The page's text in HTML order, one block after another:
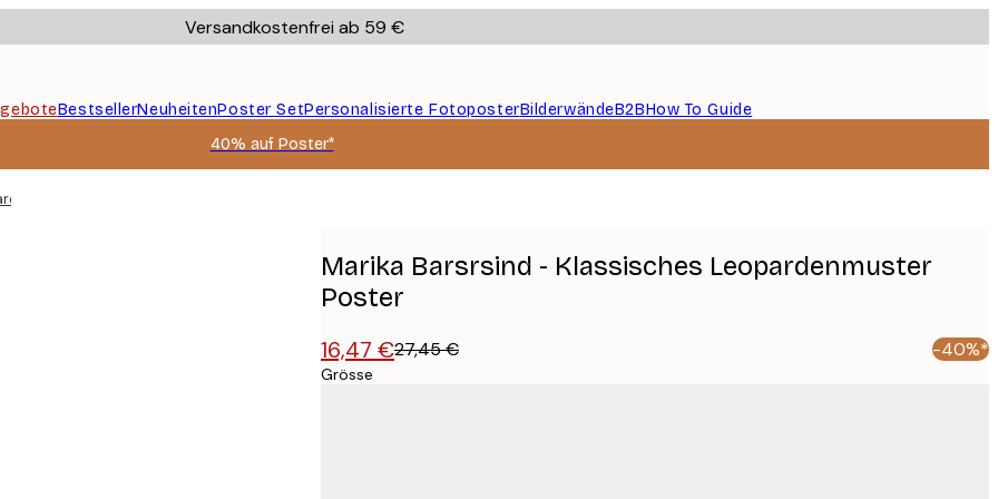
Versandkostenfrei ab 59 €
BestsellerNeuheitenPoster SetPersonalisierte FotoposterBilderwändeB2BHow To Guide
40% auf Poster*
Poster
Marika Barsrsind - Klassisches Leopardenmuster
Poster
16,47 €27,45 € -40%*
Grösse